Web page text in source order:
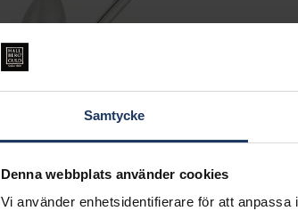
Samtycke
Denna webbplats använder cookies
Vi använder enhetsidentifierare för att